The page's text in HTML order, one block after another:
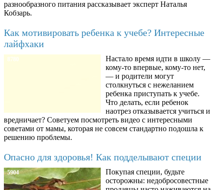
разнообразного питания рассказывает эксперт Наталья
Кобзарь.
Как мотивировать ребенка к учебе? Интересные
лайфхаки
8780
Настало время идти в школу —
кому-то впервые, кому-то нет,
— и родители могут
столкнуться с нежеланием
ребенка приступать к учебе.
Что делать, если ребенок
наотрез отказывается учиться и
вредничает? Советуем посмотреть видео с интересными
советами от мамы, которая не совсем стандартно подошла к
решению проблемы.
Опасно для здоровья! Как подделывают специи
5904
Покупая специи, будьте
осторожны: недобросовестные